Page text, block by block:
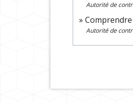
Autorité de
Autorité de